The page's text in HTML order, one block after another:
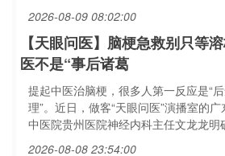
2026-08-09 08:02:00
【天眼问医】脑梗急救别只等
医不是“事后诸葛
提起中医治脑梗，很多人第一反应是“
理”。近日，做客“天眼问医”演播室的
中医院贵州医院神经内科主任文龙龙明
2026-08-08 23:54:00